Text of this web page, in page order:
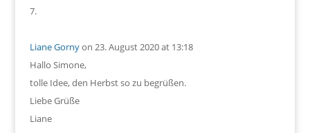
Liane Gornyon 23. August 2020 at 13:18
Hallo Simone,
tolle Idee, den Herbst so zu begrüßen.
Liebe Grüße
Liane